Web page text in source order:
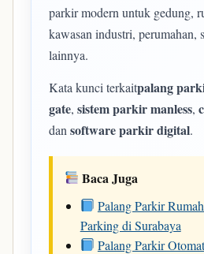
parkir modern untuk gedung,
kawasan industri, perumahan,
lainnya.
Kata kunci terkaitpalang
gate, sistem parkir manless,
dan software parkir digital.
Baca Juga
Palang Parkir
Parking di Surabaya
Palang Parkir